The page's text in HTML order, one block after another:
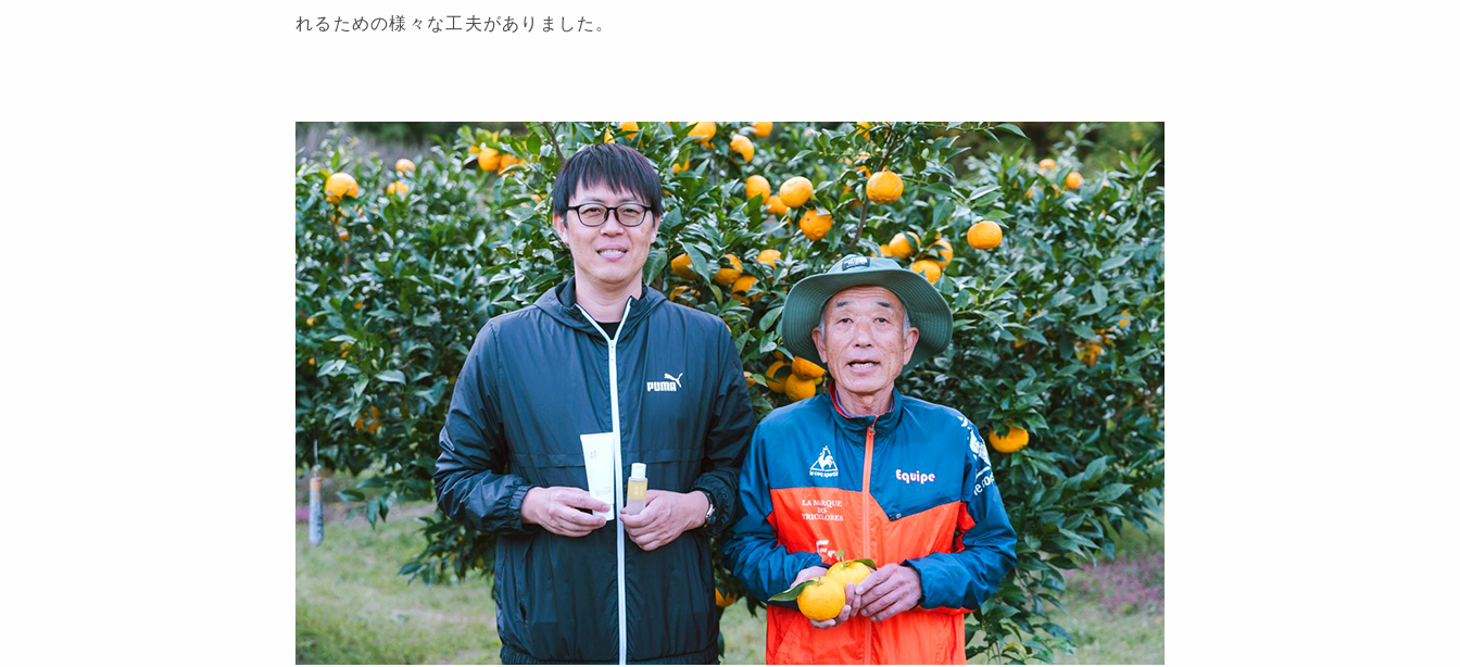
れるための様々な工夫がありました。